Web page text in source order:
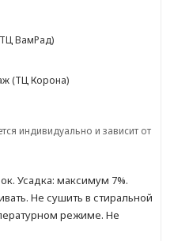
ВамРад)
(ТЦ Корона)
индивидуально и зависит от
Усадка: максимум 7%.
Не сушить в стиральной
режиме. Не